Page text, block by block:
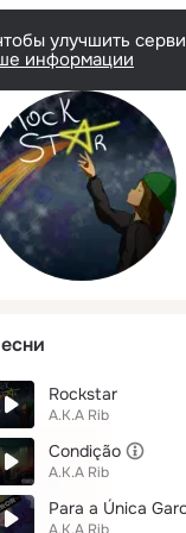
улучшить
информации
Rockstar
A.K.A Rib
Condição
A.K.A Rib
Para a Única